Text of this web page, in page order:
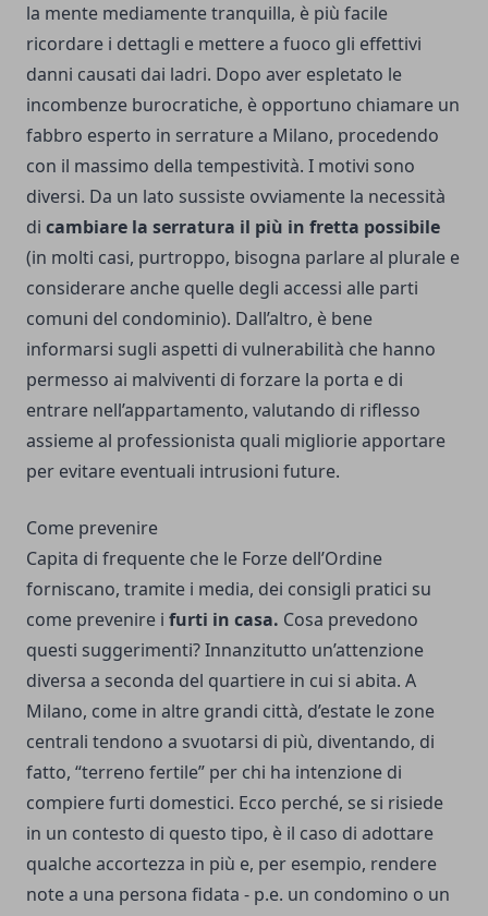
la mente mediamente tranquilla, è più facile
ricordare i dettagli e mettere a fuoco gli effettivi
danni causati dai ladri. Dopo aver espletato le
incombenze burocratiche, è opportuno chiamare un
fabbro esperto in serrature a Milano, procedendo
con il massimo della tempestività. I motivi sono
diversi. Da un lato sussiste ovviamente la necessità
di cambiare la serratura il più in fretta possibile
(in molti casi, purtroppo, bisogna parlare al plurale e
considerare anche quelle degli accessi alle parti
comuni del condominio). Dall’altro, è bene
informarsi sugli aspetti di vulnerabilità che hanno
permesso ai malviventi di forzare la porta e di
entrare nell’appartamento, valutando di riflesso
assieme al professionista quali migliorie apportare
per evitare eventuali intrusioni future.
Come prevenire
Capita di frequente che le Forze dell’Ordine
forniscano, tramite i media, dei consigli pratici su
come prevenire i furti in casa. Cosa prevedono
questi suggerimenti? Innanzitutto un’attenzione
diversa a seconda del quartiere in cui si abita. A
Milano, come in altre grandi città, d’estate le zone
centrali tendono a svuotarsi di più, diventando, di
fatto, “terreno fertile” per chi ha intenzione di
compiere furti domestici. Ecco perché, se si risiede
in un contesto di questo tipo, è il caso di adottare
qualche accortezza in più e, per esempio, rendere
note a una persona fidata - p.e. un condomino o un